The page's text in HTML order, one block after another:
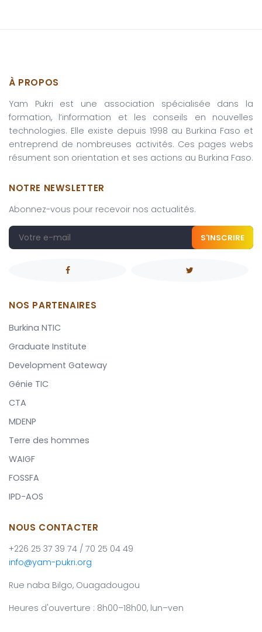
À PROPOS
Yam Pukri est une association spécialisée dans la
formation, l’information et les conseils en nouvelles
technologies. Elle existe depuis 1998 au Burkina Faso et
entreprend de nombreuses activités. Ces pages webs
résument son orientation et ses actions au Burkina Faso.
NOTRE NEWSLETTER
Abonnez-vous pour recevoir nos actualités.
S'INSCRIRE
NOS PARTENAIRES
Burkina NTIC
Graduate Institute
Development Gateway
Génie TIC
CTA
MDENP
Terre des hommes
WAIGF
FOSSFA
IPD-AOS
NOUS CONTACTER
+226 25 37 39 74 / 70 25 04 49
info@yam-pukri.org
Rue naba Bilgo, Ouagadougou
Heures d'ouverture : 8h00–18h00, lun–ven